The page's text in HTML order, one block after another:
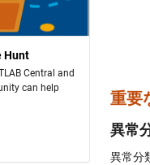
Hunt
Central and
can help
重要
異常
異常分